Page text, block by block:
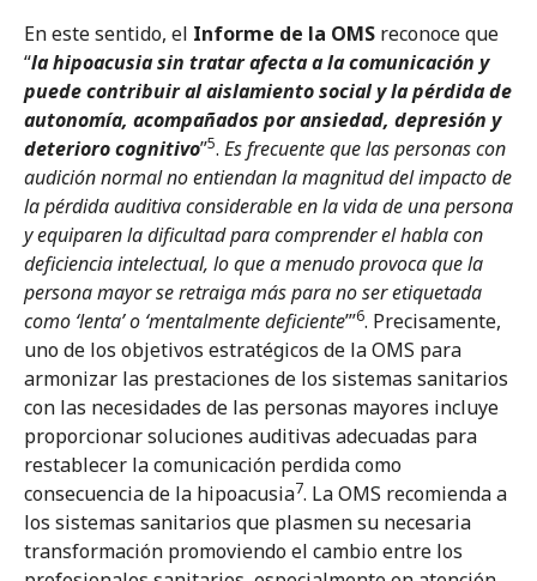
En este sentido, el Informe de la OMS reconoce que
“la hipoacusia sin tratar afecta a la comunicación y
puede contribuir al aislamiento social y la pérdida de
autonomía, acompañados por ansiedad, depresión y
deterioro cognitivo”5. Es frecuente que las personas con
audición normal no entiendan la magnitud del impacto de
la pérdida auditiva considerable en la vida de una persona
y equiparen la dificultad para comprender el habla con
deficiencia intelectual, lo que a menudo provoca que la
persona mayor se retraiga más para no ser etiquetada
como ‘lenta’ o ‘mentalmente deficiente’”6. Precisamente,
uno de los objetivos estratégicos de la OMS para
armonizar las prestaciones de los sistemas sanitarios
con las necesidades de las personas mayores incluye
proporcionar soluciones auditivas adecuadas para
restablecer la comunicación perdida como
consecuencia de la hipoacusia7. La OMS recomienda a
los sistemas sanitarios que plasmen su necesaria
transformación promoviendo el cambio entre los